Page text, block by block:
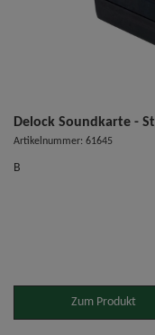
Delock Soundkarte -
Artikelnummer: 61645
B
Zum Produkt